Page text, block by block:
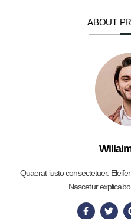
ABOUT
Quaerat iusto consectetuer.
Nascetur